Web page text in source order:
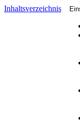
Inhaltsverzeichnis